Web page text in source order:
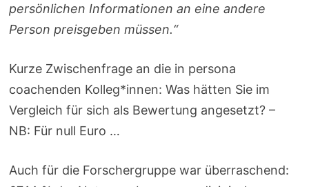
persönlichen Informationen an eine andere
Person preisgeben müssen.“
Kurze Zwischenfrage an die in persona
coachenden Kolleg*innen: Was hätten Sie im
Vergleich für sich als Bewertung angesetzt? –
NB: Für null Euro …
Auch für die Forschergruppe war überraschend: